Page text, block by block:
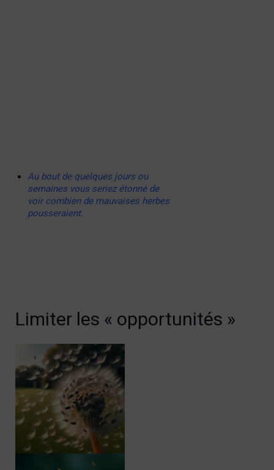
Au bout de quelques jours ou
semaines vous seriez étonné de
voir combien de mauvaises herbes
pousseraient.
Limiter les « opportunités »